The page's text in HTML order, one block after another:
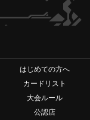
はじめての方へ
カードリスト
大会ルール
公認店